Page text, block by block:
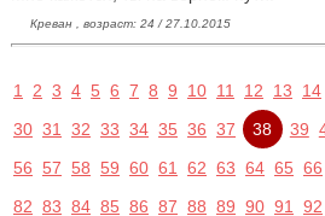
Креван , возраст: 24 / 27.10.2015
1 2 3 4 5 6 7 8 9 10 11 12 13 14
30 31 32 33 34 35 36 37 38 39
56
57 58 59 60 61 62 63 64 65 66
82 83 84 85 86 87 88 89 90 91 92